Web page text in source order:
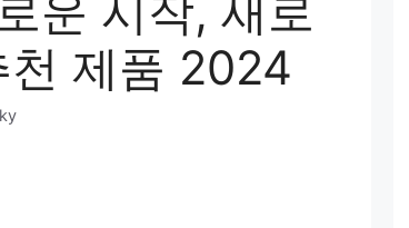
운 시작, 새로
천 제품 2024